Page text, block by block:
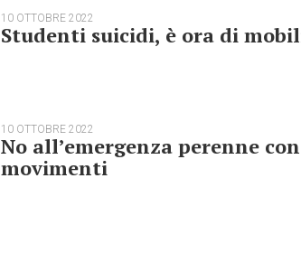
10 OTTOBRE 2022
Studenti suicidi, è ora di
10 OTTOBRE 2022
No all’emergenza perenne
movimenti